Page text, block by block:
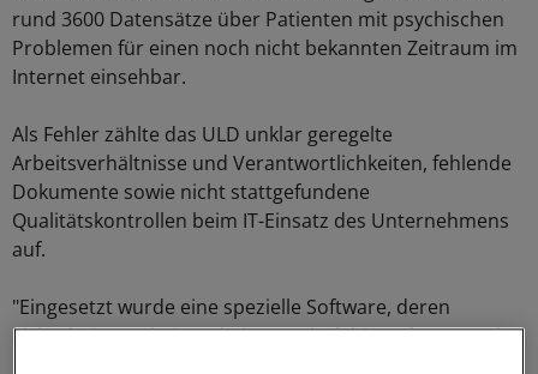
rund 3600 Datensätze über Patienten mit psychischen
Problemen für einen noch nicht bekannten Zeitraum im
Internet einsehbar.
Als Fehler zählte das ULD unklar geregelte
Arbeitsverhältnisse und Verantwortlichkeiten, fehlende
Dokumente sowie nicht stattgefundene
Qualitätskontrollen beim IT-Einsatz des Unternehmens
auf.
"Eingesetzt wurde eine spezielle Software, deren
Sicherheit anscheinend nie ernsthaft hinterfragt wurde.